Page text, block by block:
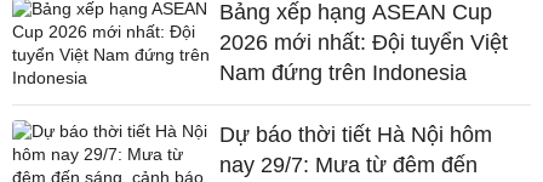
Bảng xếp hạng ASEAN Cup
2026 mới nhất: Đội tuyển Việt
Nam đứng trên Indonesia
Dự báo thời tiết Hà Nội hôm
nay 29/7: Mưa từ đêm đến